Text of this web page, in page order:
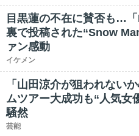
目黒蓮の不在に賛否も…
裏で投稿された“Snow
ァン感動
イケメン
「山田涼介が狙われない
ムツアー大成功も“人気女
騒然
芸能